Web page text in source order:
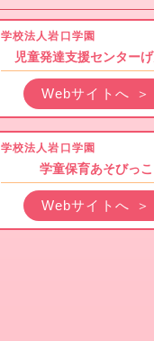
学校法人岩口学園
児童発達支援センター
Webサイトへ ＞
学校法人岩口学園
学童保育あそびっこ
Webサイトへ ＞